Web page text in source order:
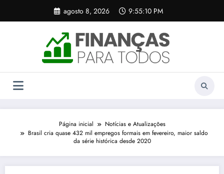
o
agosto 8, 2026 9:55:10 PM
Página inicial
Notícias e Atualizações
Brasil cria quase 432 mil empregos formais em fevereiro, maior saldo
da série histórica desde 2020